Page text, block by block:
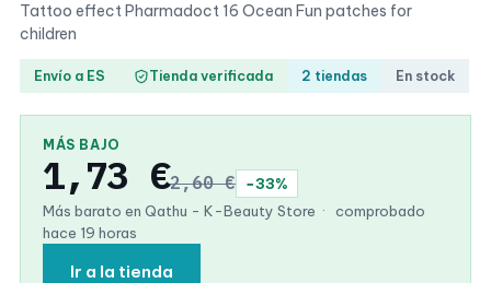
Tattoo effect Pharmadoct 16 Ocean Fun patches for
children
Envío a ES Tienda verificada 2 tiendas En stock
MÁS BAJO
1,73 €2,60 €
−33%
Más barato en Qathu - K-Beauty Store ·
comprobado
hace 19 horas
Ir a la tienda